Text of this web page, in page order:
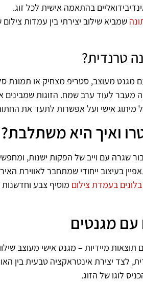
בהתאמה אישית לכל זוג.
שמביא שילוב יצירתי בין עמדות
טרנדית?
מגנט מעוצב, סטריפ מצחיק או
מעבר לעוד ערב שמח. הזוגות
מיתוג אישי ועל אפשרות לתעד את
ואיך היא משתלבת?
שגרה עם וייב של הפקות ישנות,
בעיצוב ייחודי שמתחבר לאווירת
בעמדת צילום מוסיף צבע וחדשנות
עם מגנטים
מיידיות – מגנט אישי מעוצב
לצד יצירת אינטראקציה טבעית בין
לוגו של הזוג.